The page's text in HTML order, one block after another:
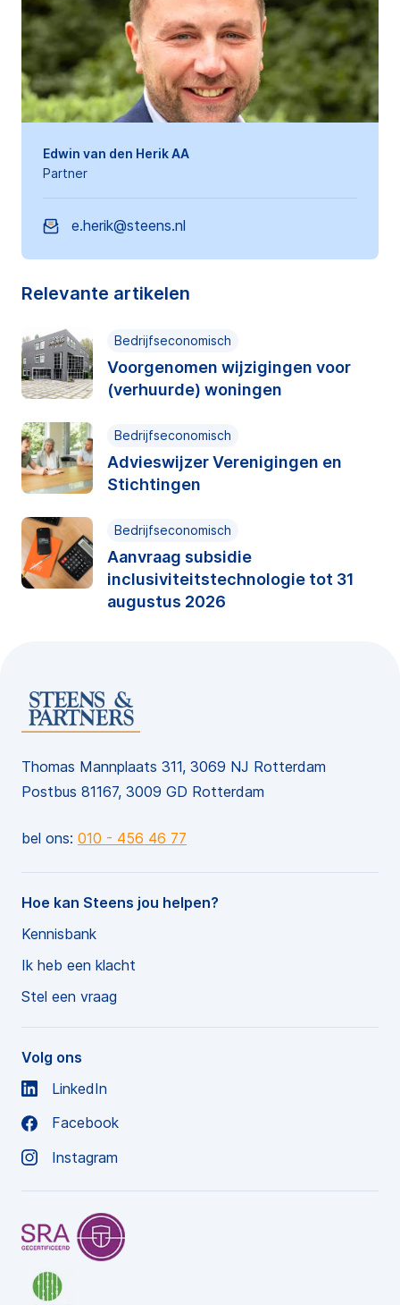
Edwin van den Herik AA
Partner
e.herik@steens.nl
Relevante artikelen
Bedrijfseconomisch
Voorgenomen wijzigingen voor
(verhuurde) woningen
Bedrijfseconomisch
Advieswijzer Verenigingen en
Stichtingen
Bedrijfseconomisch
Aanvraag subsidie
inclusiviteitstechnologie tot 31
augustus 2026
Thomas Mannplaats 311, 3069 NJ Rotterdam
Postbus 81167, 3009 GD Rotterdam
bel ons: 010 - 456 46 77
Hoe kan Steens jou helpen?
Kennisbank
Ik heb een klacht
Stel een vraag
Volg ons
LinkedIn
Facebook
Instagram